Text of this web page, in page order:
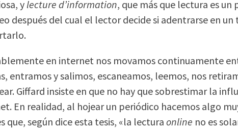
y lecture d’information, que más que lectura es un
después del cual el lector decide si adentrarse en un
en internet nos movamos continuamente
entramos y salimos, escaneamos, leemos, nos
Giffard insiste en que no hay que sobrestimar la
En realidad, al hojear un periódico hacemos algo
que, según dice esta tesis, «la lecturaonline no es